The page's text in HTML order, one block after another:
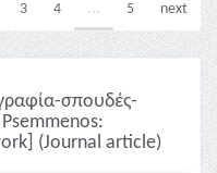
3 4 ... 5 next
σπουδές-
(Journal article)